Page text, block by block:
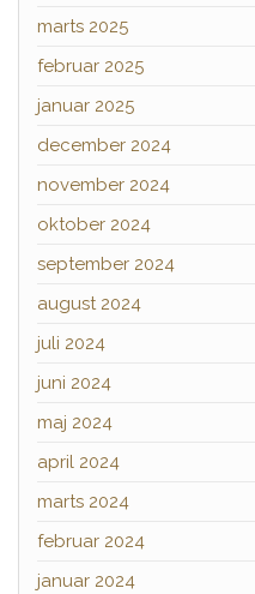
marts 2025
februar 2025
januar 2025
december 2024
november 2024
oktober 2024
september 2024
august 2024
juli 2024
juni 2024
maj 2024
april 2024
marts 2024
februar 2024
januar 2024